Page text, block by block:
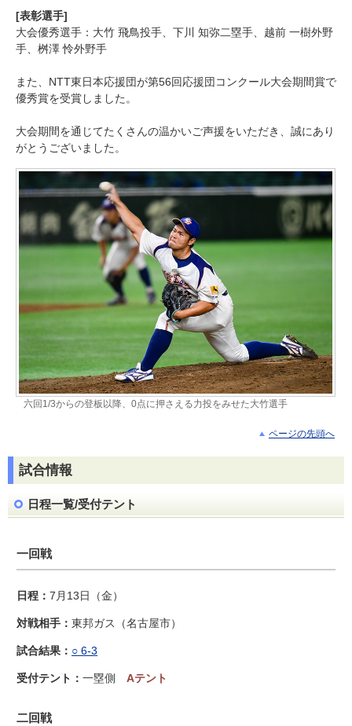
[表彰選手]
大会優秀選手：大竹 飛鳥投手、下川 知弥二塁手、越前 一樹外野
手、桝澤 怜外野手
また、NTT東日本応援団が第56回応援団コンクール大会期間賞で
優秀賞を受賞しました。
大会期間を通じてたくさんの温かいご声援をいただき、誠にあり
がとうございました。
六回1/3からの登板以降、0点に押さえる力投をみせた大竹選手
ページの先頭へ
試合情報
日程一覧/受付テント
一回戦
7月13日（金）
東邦ガス（名古屋市）
○ 6-3
一塁側 Aテント
二回戦